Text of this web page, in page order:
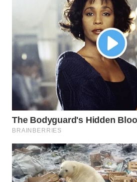
SUKABUMI
WN
PURWAKARTA
WN
PRIANGAN
TIMUR
WN
SEMARANG